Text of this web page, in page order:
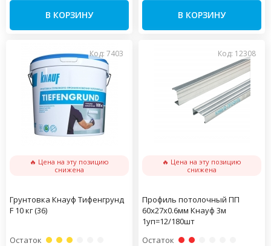
В КОРЗИНУ В КОРЗИНУ
Код: 7403
🔥 Цена на эту позицию
снижена
Грунтовка Кнауф Тифенгрунд
F 10 кг (36)
Остаток
Код: 12308
🔥 Цена на эту позицию
снижена
Профиль потолочный ПП
60х27х0.6мм Кнауф 3м
1уп=12/180шт
Остаток